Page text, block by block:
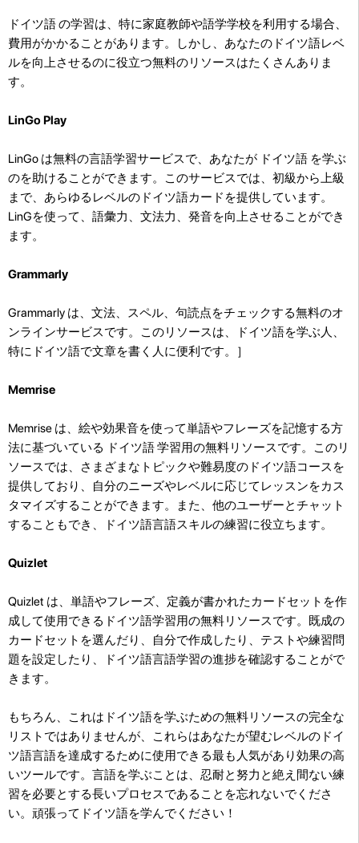
ドイツ語 の学習は、特に家庭教師や語学学校を利用する場合、
費用がかかることがあります。しかし、あなたのドイツ語レベ
ルを向上させるのに役立つ無料のリソースはたくさんありま
す。
LinGo Play
LinGo は無料の言語学習サービスで、あなたが ドイツ語 を学ぶ
のを助けることができます。このサービスでは、初級から上級
まで、あらゆるレベルのドイツ語カードを提供しています。
LinGを使って、語彙力、文法力、発音を向上させることができ
ます。
Grammarly
Grammarly は、文法、スペル、句読点をチェックする無料のオ
ンラインサービスです。このリソースは、ドイツ語を学ぶ人、
特にドイツ語で文章を書く人に便利です。］
Memrise
Memrise は、絵や効果音を使って単語やフレーズを記憶する方
法に基づいている ドイツ語 学習用の無料リソースです。このリ
ソースでは、さまざまなトピックや難易度のドイツ語コースを
提供しており、自分のニーズやレベルに応じてレッスンをカス
タマイズすることができます。また、他のユーザーとチャット
することもでき、ドイツ語言語スキルの練習に役立ちます。
Quizlet
Quizlet は、単語やフレーズ、定義が書かれたカードセットを作
成して使用できるドイツ語学習用の無料リソースです。既成の
カードセットを選んだり、自分で作成したり、テストや練習問
題を設定したり、ドイツ語言語学習の進捗を確認することがで
きます。
もちろん、これはドイツ語を学ぶための無料リソースの完全な
リストではありませんが、これらはあなたが望むレベルのドイ
ツ語言語を達成するために使用できる最も人気があり効果の高
いツールです。言語を学ぶことは、忍耐と努力と絶え間ない練
習を必要とする長いプロセスであることを忘れないでくださ
い。頑張ってドイツ語を学んでください！